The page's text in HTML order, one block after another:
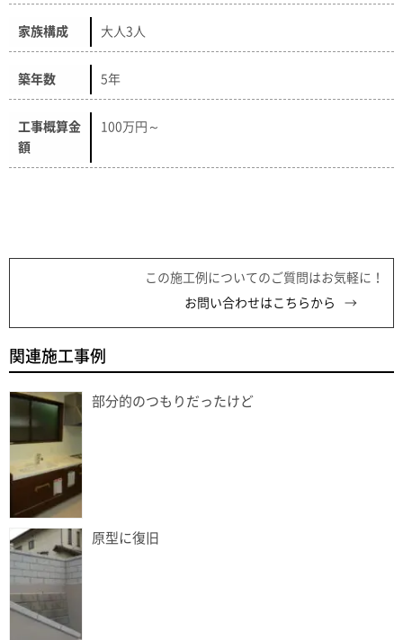
家族構成 大人3人
築年数 5年
工事概算金
額
100万円～
この施工例についてのご質問はお気軽に！
お問い合わせはこちらから
関連施工事例
部分的のつもりだったけど
原型に復旧